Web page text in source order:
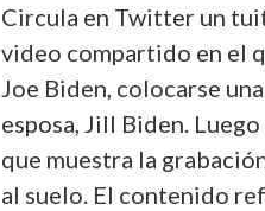
Circula en Twitter un
video compartido en el
Joe Biden, colocarse
esposa, Jill Biden.
que muestra la
al suelo. El contenido